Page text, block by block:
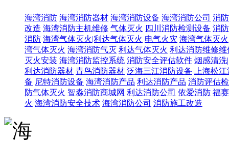
海湾消防 海湾消防器材 海湾消防设备 海湾消防公司 消
改造 海湾消防主机维修 气体灭火 四川消防检测设备 消
消防 海湾气体灭火|利达气体灭火 电气火灾 海湾气体灭
湾气体灭火 海湾消防气灭 利达气体灭火 利达消防维修维
灭火安装 海湾消防监控系统 消防安全评估软件 烟感清洗
利达消防器材 青鸟消防器材 泛海三江消防设备
上海松
备 尼特消防设备 海湾消防产品 利达消防产品 消防评估
防气体灭火 智淼消防商城网 利达消防公司 依爱消防 福
火 海湾消防安全技术 海湾消防公司 消防施工改造